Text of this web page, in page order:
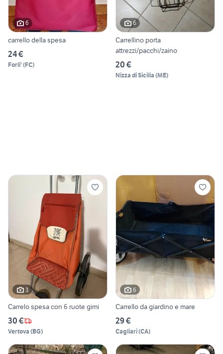
6
carrello della spesa
24 €
Forli' (FC)
6
Carrellino porta
attrezzi/pacchi/zaino
20 €
Nizza di Sicilia (ME)
3
Carrelo spesa con 6 ruote gimi
30 €
Vertova (BG)
6
Carrello da giardino e mare
29 €
Cagliari(CA)